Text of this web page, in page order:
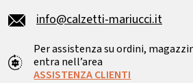
info@calzetti-mariucci.it
Per assistenza su ordini,
entra nell’area
ASSISTENZA CLIENTI